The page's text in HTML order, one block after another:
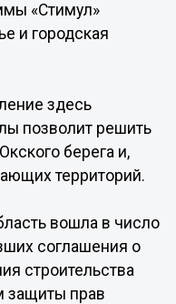
«Стимул»
и городская
здесь
позволит решить
берега и,
территорий.
вошла в число
соглашения о
строительства
защиты прав